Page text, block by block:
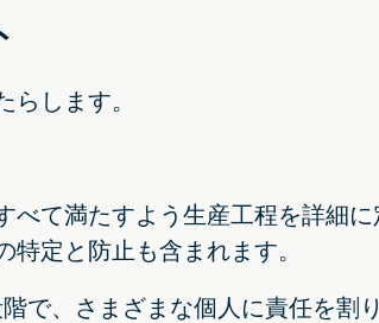
します。
て満たすよう生産工程を詳細に
定と防止も含まれます。
で、さまざまな個人に責任を割